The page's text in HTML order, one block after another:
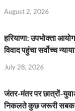
August 2, 2026
हरियाणा: उपभोक्ता
विवाद पहुंचा सर्वोच्च
July 28, 2026
जंतर-मंतर पर छात्रों-
निकलते कुछ जरूरी सबक